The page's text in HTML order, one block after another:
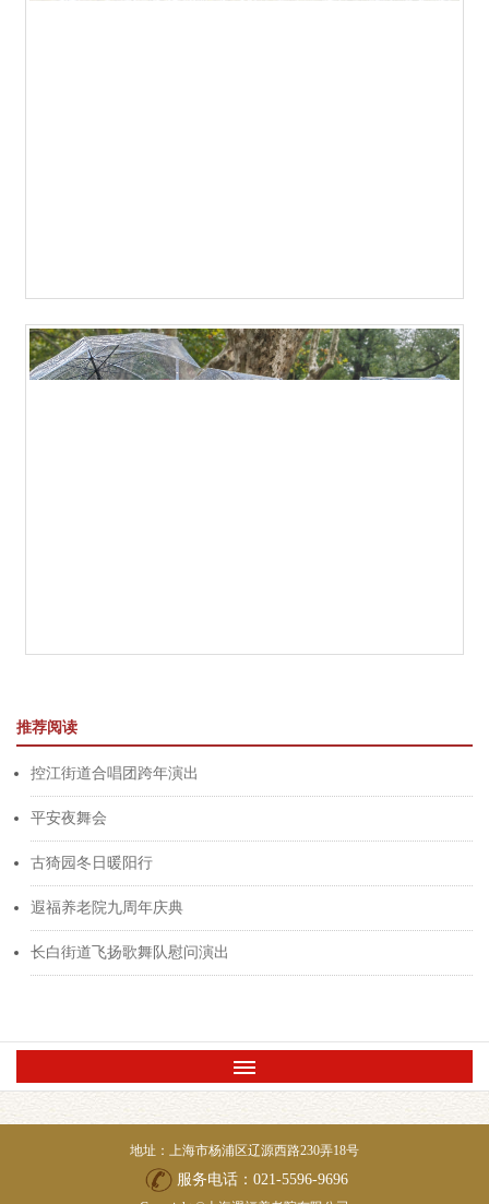
推荐阅读
控江街道合唱团跨年演出
平安夜舞会
古猗园冬日暖阳行
遐福养老院九周年庆典
长白街道飞扬歌舞队慰问演出
地址：上海市杨浦区辽源西路230弄18号
服务电话：021-5596-9696